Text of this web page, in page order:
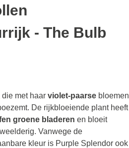
- The Bulb
met haar violet-paarsebloemen
De rijkbloeiende plant heeft
groene bladeren en bloeit
Vanwege de
kleur is Purple Splendor ook